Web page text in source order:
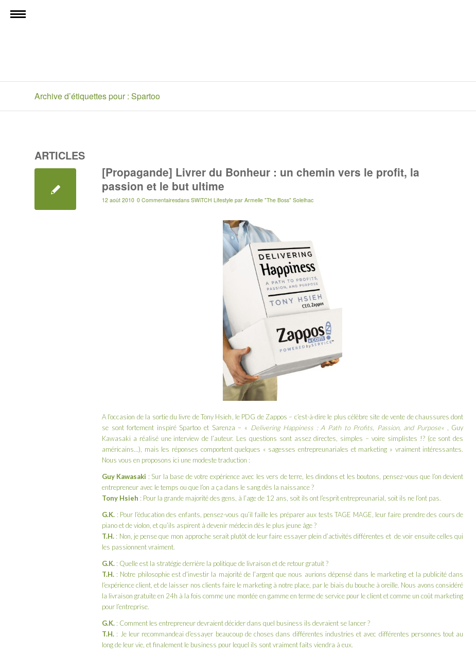
Archive d’étiquettes pour : Spartoo
ARTICLES
[Propagande] Livrer du Bonheur : un chemin vers le profit, la
passion et le but ultime
12 août 2010 0 Commentairesdans SWiTCH Lifestyle par Armelle "The Boss" Solelhac
A l’occasion de la sortie du livre deTony Hsieh , le PDG de Zappos – c’est-à-dire le plus célèbre site de vente de chaussures dont
se sont fortement inspiré Spartoo et Sarenza – « Delivering Happiness : A Path to Profits, Passion, and Purpose«
Guy
Kawasaki a réalisé une interview de l’auteur. Les questions sont assez directes, simples – voire simplistes !? (ce sont des
américains…), mais les réponses comportent quelques « sagesses entrepreunariales et marketing » vraiment intéressantes.
Nous vous en proposons ici une modeste traduction :
Guy Kawasaki : Sur la base de votre expérience avec les vers de terre, les dindons et les boutons, pensez-vous que l’on devient
entrepreneur avec le temps ou que l’on a ça dans le sang dès la naissance ?
Tony Hsieh : Pour la grande majorité des gens, à l’age de 12 ans, soit ils ont l’esprit entrepreunarial, soit ils ne l’ont pas.
G.K. : Pour l’éducation des enfants, pensez-vous qu’il faille les préparer aux tests TAGE MAGE, leur faire prendre des cours de
piano et de violon, et qu’ils aspirent à devenir médecin dès le plus jeune âge ?
T.H. : Non, je pense que mon approche serait plutôt de leur faire essayer plein d’activités différentes et de voir ensuite celles qui
les passionnent vraiment.
G.K. : Quelle est la stratégie derrière la politique de livraison et de retour gratuit ?
T.H. : Notre philosophie est d’investir la majorité de l’argent que nous aurions dépensé dans le marketing et la publicité dans
l’expérience client, et de laisser nos clients faire le marketing à notre place, par le biais du bouche à oreille. Nous avons considéré
la livraison gratuite en 24h à la fois comme une montée en gamme en terme de service pour le client et comme un coût marketing
pour l’entreprise.
G.K. : Comment les entrepreneur devraient décider dans quel business ils devraient se lancer ?
T.H. : Je leur recommandeai d’essayer beaucoup de choses dans différentes industries et avec différentes personnes tout au
long de leur vie, et finalement le business pour lequel ils sont vraiment faits viendra à eux.